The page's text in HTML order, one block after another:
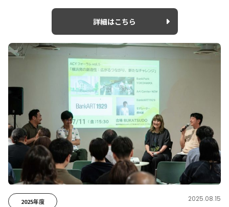
詳細はこちら
2025年度 2025.08.15